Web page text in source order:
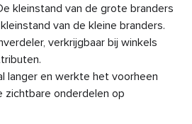
kleinstand van de grote branders
van de kleine branders.
verkrijgbaar bij winkels
langer en werkte het voorheen
zichtbare onderdelen op